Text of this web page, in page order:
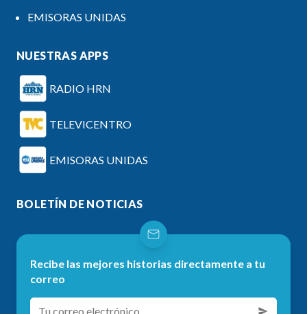
EMISORAS UNIDAS
NUESTRAS APPS
RADIO HRN
TELEVICENTRO
EMISORAS UNIDAS
BOLETÍN DE NOTICIAS
Recibe las mejores historias directamente a tu
correo